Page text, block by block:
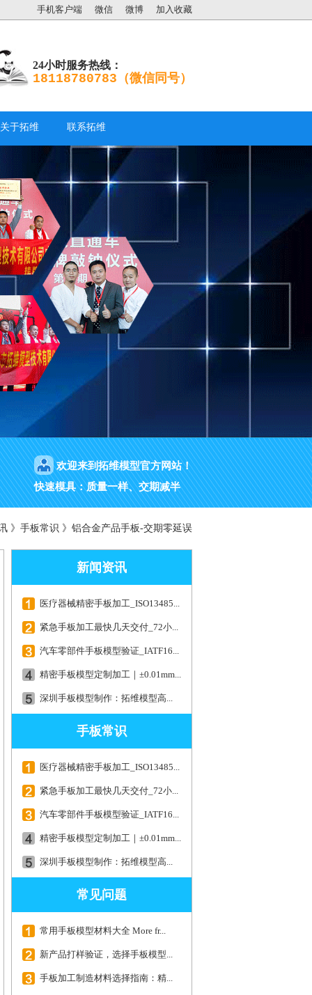
手机客户端 微信 微博 加入收藏
24小时服务热线：
18118780783（微信同号）
关于拓维 联系拓维
欢迎来到拓维模型官方网站！
快速模具：质量一样、交期减半
》 手板常识 》 铝合金产品手板-交期零延误
新闻资讯
医疗器械精密手板加工_ISO13485...
紧急手板加工最快几天交付_72小...
汽车零部件手板模型验证_IATF16...
精密手板模型定制加工｜±0.01mm...
深圳手板模型制作：拓维模型高...
手板常识
医疗器械精密手板加工_ISO13485...
紧急手板加工最快几天交付_72小...
汽车零部件手板模型验证_IATF16...
精密手板模型定制加工｜±0.01mm...
深圳手板模型制作：拓维模型高...
常见问题
常用手板模型材料大全 More fr...
新产品打样验证，选择手板模型...
手板加工制造材料选择指南：精...